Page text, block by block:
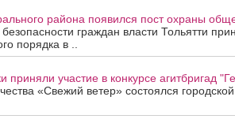
района появился пост охраны
граждан власти Тольятти
порядка в ..
приняли участие в конкурсе агитбригад
«Свежий ветер» состоялся